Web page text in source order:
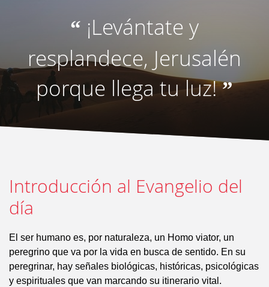
“ ¡Levántate y
resplandece, Jerusalén
porque llega tu luz!”
Introducción al Evangelio del
día
El ser humano es, por naturaleza, un Homo viator, un
peregrino que va por la vida en busca de sentido. En su
peregrinar, hay señales biológicas, históricas, psicológicas
y espirituales que van marcando su itinerario vital.